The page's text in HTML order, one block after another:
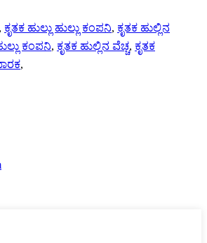
, ಕೃತಕ ಹುಲ್ಲು ಹುಲ್ಲು ಕಂಪನಿ, ಕೃತಕ ಹುಲ್ಲಿನ
ಕಂಪನಿ, ಕೃತಕ ಹುಲ್ಲಿನ ವೆಚ್ಚ, ಕೃತಕ
,